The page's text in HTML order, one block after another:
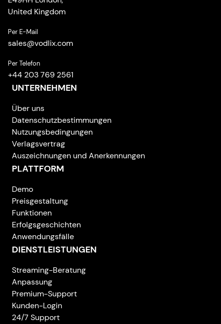
United Kingdom
Per E-Mail
sales@vodlix.com
Per Telefon
+44 203 769 2561
UNTERNEHMEN
Über uns
Datenschutzbestimmungen
Nutzungsbedingungen
Verlagsvertrag
Auszeichnungen und Anerkennungen
PLATTFORM
Demo
Preisgestaltung
Funktionen
Erfolgsgeschichten
Anwendungsfälle
DIENSTLEISTUNGEN
Streaming-Beratung
Anpassung
Premium-Support
Kunden-Login
24/7 Support